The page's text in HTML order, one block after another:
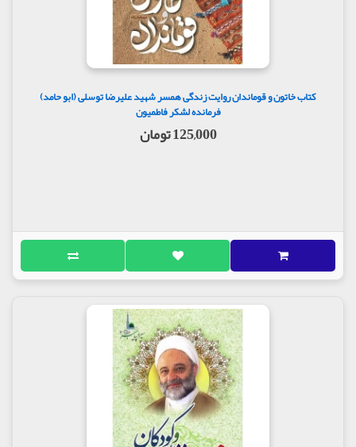
کتاب خاتون و قوماندان روایت زندگی همسر شهید علیرضا توسلی (ابو حامد)
فرمانده لشکر فاطمیون
125,000 تومان